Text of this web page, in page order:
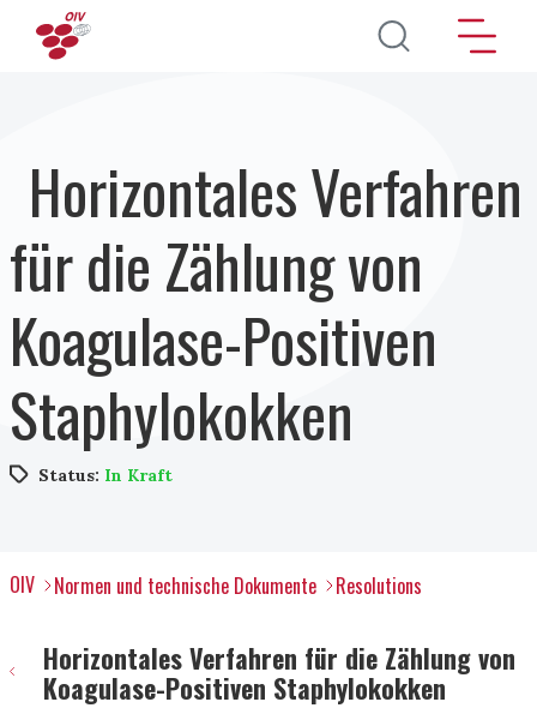
Direkt zum Inhalt
Horizontales Verfahren
für die Zählung von
Koagulase-Positiven
Staphylokokken
Status: In Kraft
OIV Normen und technische Dokumente Resolutions
Horizontales Verfahren für die Zählung von
Koagulase-Positiven Staphylokokken